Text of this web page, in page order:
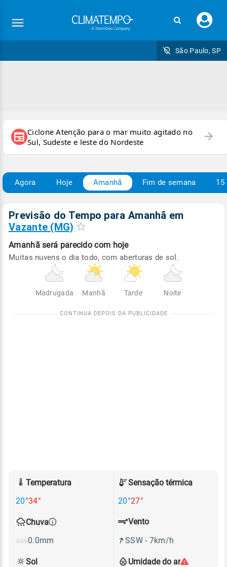
seu
São Paulo, SP
newspaper Ciclone Atenção para o mar muito agitado no
Sul, Sudeste e leste do Nordeste
arrow_forward
Agora Hoje Amanhã Fim de semana 15
Previsão do Tempo para Amanhã em
Vazante (MG)
Amanhã será parecido com hoje
Muitas nuvens o dia todo, com aberturas de sol.
Madrugada Manhã Tarde Noite
Temperatura
20°34°
Sensação térmica
20°27°
Chuva
0.0mm
Umidade do ar
Vento
SSW - 7km/h
Sol